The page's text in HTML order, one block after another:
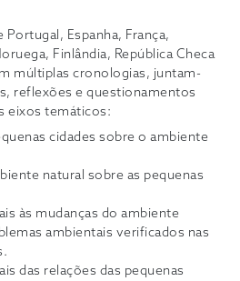
Espanha, França,
Finlândia, República Checa
múltiplas cronologias, juntam-
reflexões e questionamentos
eixos temáticos:
cidades sobre o ambiente
natural sobre as pequenas
às mudanças do ambiente
ambientais verificados nas
das relações das pequenas